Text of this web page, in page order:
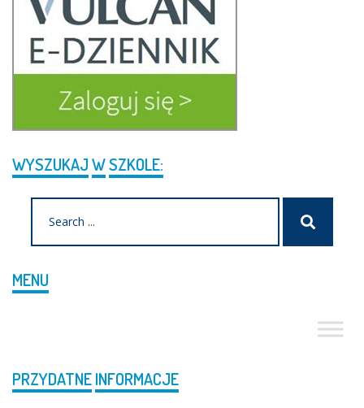
WYSZUKAJWSZKOLE:
Szukaj
MENU
PRZYDATNEINFORMACJE